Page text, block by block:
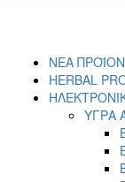
ΝΕΑ
HERBAL
ΥΓΡΑ